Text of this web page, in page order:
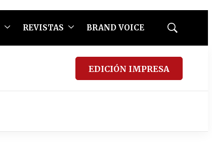
REVISTAS BRAND VOICE
Mostrar
EDICIÓN IMPRESA